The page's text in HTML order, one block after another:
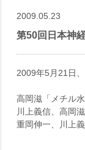
2009.05.23
第50回日本神
2009年5月21日
高岡滋「メチル
川上義信、高岡
重岡伸一、川上